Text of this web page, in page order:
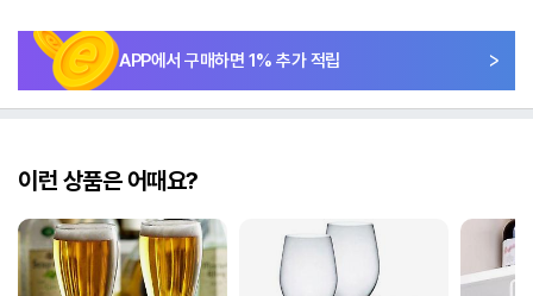
APP에서 구매하면 1% 추가 적립
이런 상품은 어때요?